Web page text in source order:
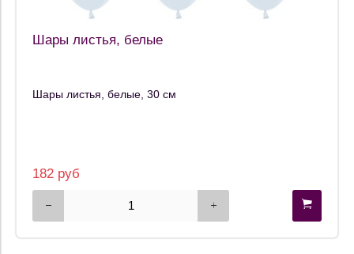
Шары листья, белые
Шары листья, белые, 30 см
182 руб